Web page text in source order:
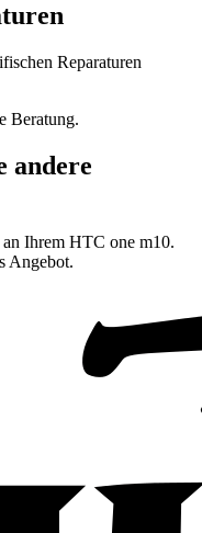
Reparaturen
Beratung.
andere
Ihrem HTC one m10.
Angebot.